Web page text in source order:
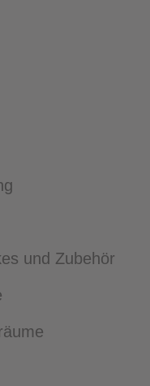
und Zubehör